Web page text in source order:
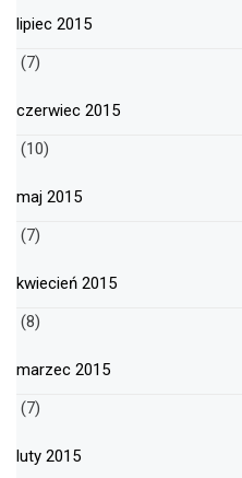
lipiec 2015
(7)
czerwiec 2015
(10)
maj 2015
(7)
kwiecień 2015
(8)
marzec 2015
(7)
luty 2015